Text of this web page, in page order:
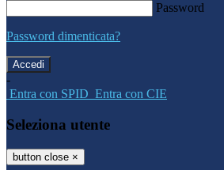
Password
Password dimenticata?
-
Entra con SPID Entra con CIE
Seleziona utente
button close ×